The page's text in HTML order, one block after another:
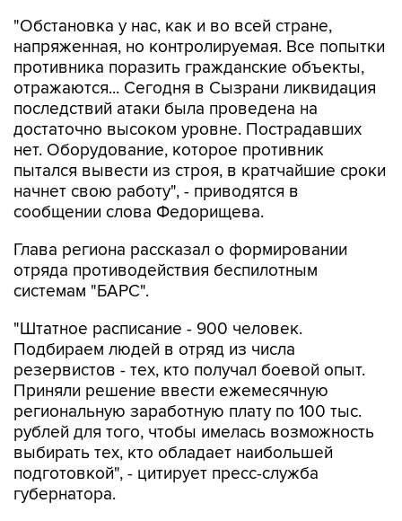
"Обстановка у нас, как и во всей стране,
напряженная, но контролируемая. Все попытки
противника поразить гражданские объекты,
отражаются... Сегодня в Сызрани ликвидация
последствий атаки была проведена на
достаточно высоком уровне. Пострадавших
нет. Оборудование, которое противник
пытался вывести из строя, в кратчайшие сроки
начнет свою работу", - приводятся в
сообщении слова Федорищева.
Глава региона рассказал о формировании
отряда противодействия беспилотным
системам "БАРС".
"Штатное расписание - 900 человек.
Подбираем людей в отряд из числа
резервистов - тех, кто получал боевой опыт.
Приняли решение ввести ежемесячную
региональную заработную плату по 100 тыс.
рублей для того, чтобы имелась возможность
выбирать тех, кто обладает наибольшей
подготовкой", - цитирует пресс-служба
губернатора.